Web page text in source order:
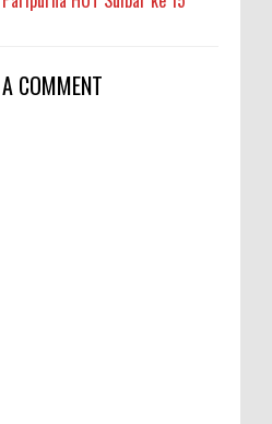
COMMENT